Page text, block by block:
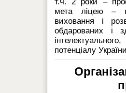
мета ліцею –
виховання і
обдарованих і
потенціалу